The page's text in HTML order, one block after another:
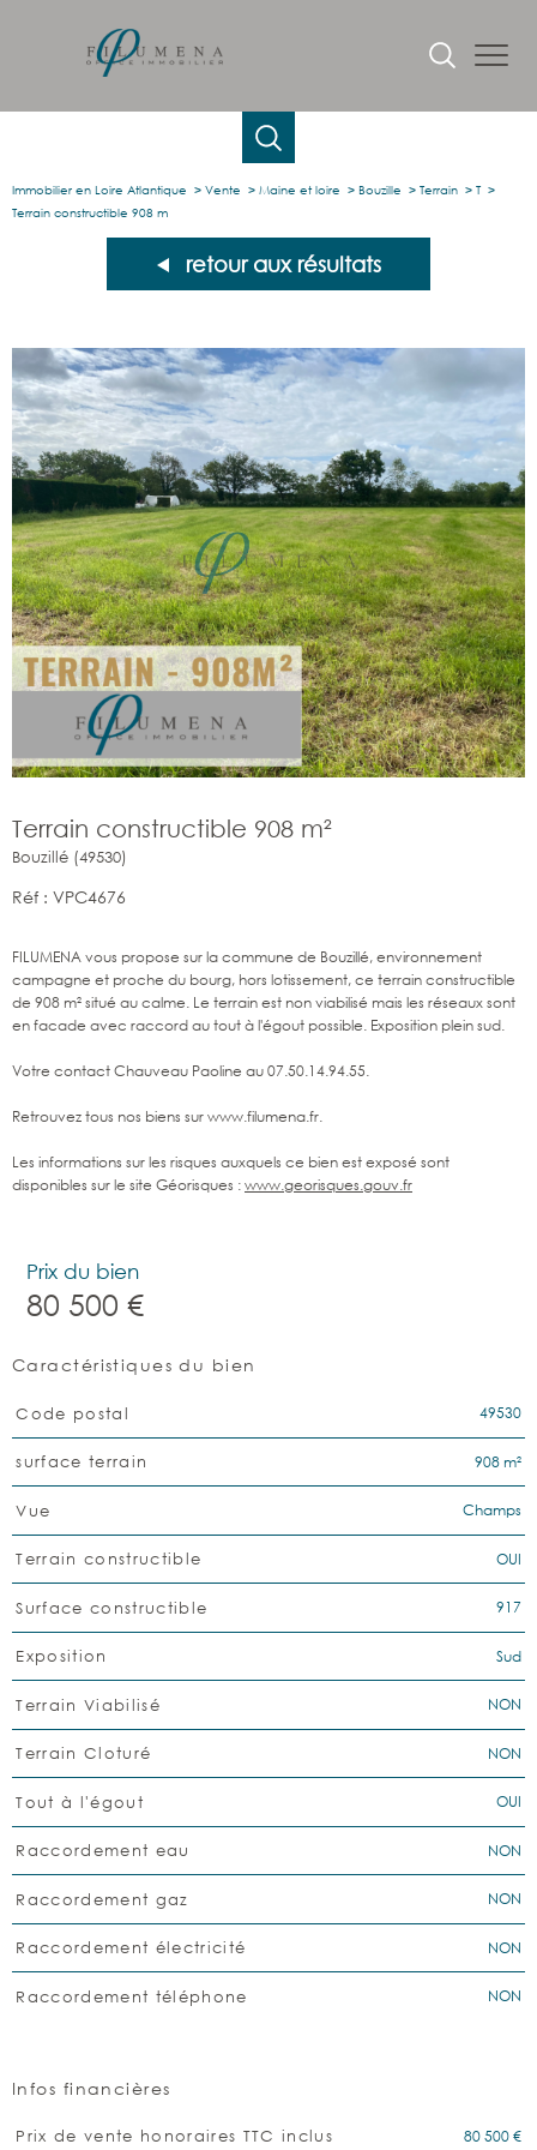
Immobilier en Loire Atlantique Vente Maine et loire Bouzille Terrain
T
Terrain constructible 908 m
retour aux résultats
Terrain constructible 908 m²
Bouzillé (49530)
Réf : VPC4676
FILUMENA vous propose sur la commune de Bouzillé, environnement
campagne et proche du bourg, hors lotissement, ce terrain constructible
de 908 m² situé au calme. Le terrain est non viabilisé mais les réseaux sont
en facade avec raccord au tout à l'égout possible. Exposition plein sud.
Votre contact Chauveau Paoline au 07.50.14.94.55.
Retrouvez tous nos biens sur www.filumena.fr.
Les informations sur les risques auxquels ce bien est exposé sont
disponibles sur le site Géorisques :www.georisques.gouv.fr
Prix du bien
80 500 €
Caractéristiques du bien
Caractéristiques
Code postal 49530
surface terrain 908 m²
Vue Champs
Terrain constructible OUI
Surface constructible 917
Exposition Sud
Terrain Viabilisé NON
Terrain Cloturé NON
Tout à l'égout OUI
Raccordement eau NON
Raccordement gaz NON
Raccordement électricité NON
Raccordement téléphone NON
Infos financières
Caractéristiques Valeurs
Prix de vente honoraires TTC inclus 80 500 €